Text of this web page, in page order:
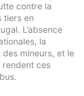
contre la
tiers en
L’absence
la
des mineurs, et le
rendent ces